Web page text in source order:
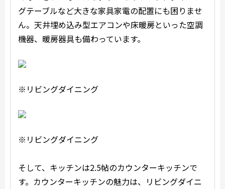
グテーブルなど大きな家具家電の配置にも困りませ
ん。天井埋め込み型エアコンや床暖房といった空調
機器、暖房器具も備わっています。
※リビングダイニング
※リビングダイニング
そして、キッチンは2.5帖のカウンターキッチンで
す。カウンターキッチンの魅力は、リビングダイニ